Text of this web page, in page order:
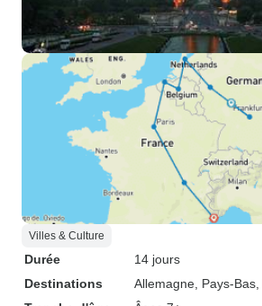
Villes & Culture
Durée
14 jours
Destinations
Allemagne , Pays-Bas